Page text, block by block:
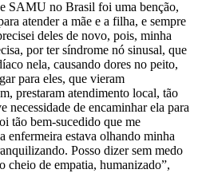
SAMU no Brasil foi uma benção,
atender a mãe e a filha, e sempre
deles de novo, pois, minha
por ter síndrome nó sinusal, que
nela, causando dores no peito,
para eles, que vieram
prestaram atendimento local, tão
necessidade de encaminhar ela para
tão bem-sucedido que me
enfermeira estava olhando minha
Posso dizer sem medo
cheio de empatia, humanizado”,